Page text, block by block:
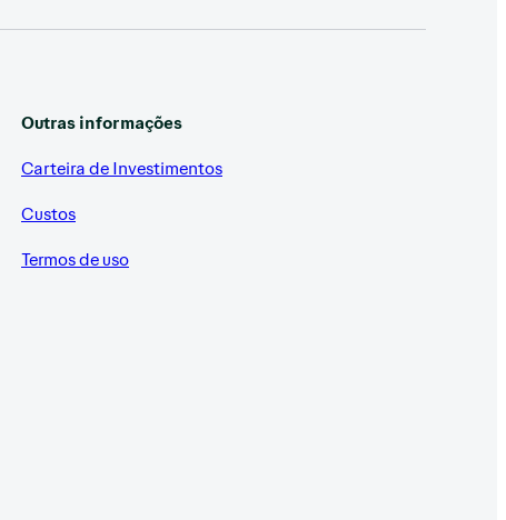
Outras informações
Carteira de Investimentos
Custos
Termos de uso